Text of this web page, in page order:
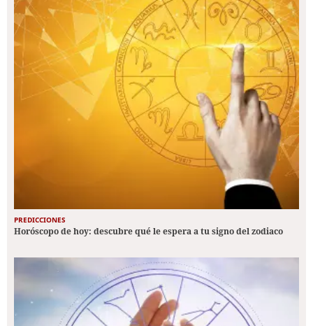
PREDICCIONES
Horóscopo de hoy: descubre qué le espera a tu signo del zodiaco